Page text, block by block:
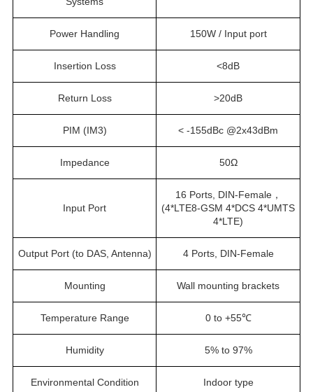
Power Handling 150W / Input port
Insertion Loss <8dB
Return Loss >20dB
PIM (IM3) < -155dBc @2x43dBm
Impedance 50Ω
Input Port
16 Ports, DIN-Female，
(4*LTE8-GSM 4*DCS 4*UMTS
4*LTE)
Output Port (to DAS, Antenna) 4 Ports, DIN-Female
Mounting Wall mounting brackets
Temperature Range 0 to +55℃
Humidity 5% to 97%
Environmental Condition Indoor type